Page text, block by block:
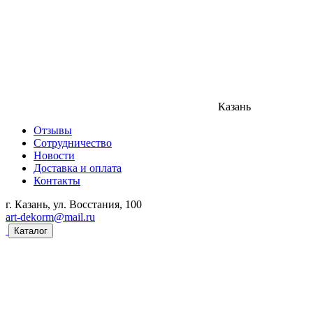
Казань
Отзывы
Сотрудничество
Новости
Доставка и оплата
Контакты
г. Казань, ул. Восстания, 100
art-dekorm@mail.ru
Каталог